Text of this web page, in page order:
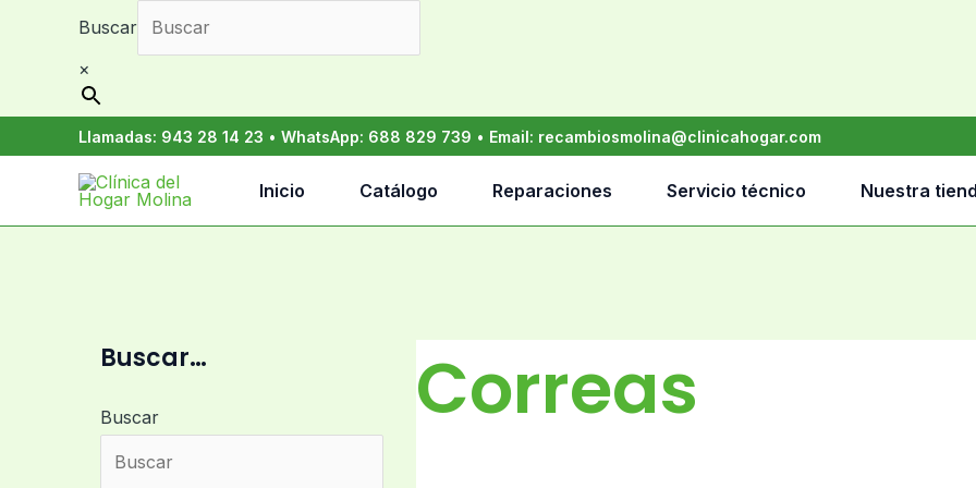
contenido
Buscar
×
Llamadas: 943 28 14 23 • WhatsApp: 688 829 739 • Email: recambiosmolina@clinicahogar.com
Inicio Catálogo Reparaciones Servicio técnico Nuestra
Buscar…
Buscar Correas